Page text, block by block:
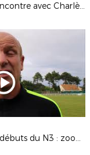
Formation BEF : Rencontre avec Charlène Karsenti, joueuse et éducatrice au Mans FC
J-1 pour les grands débuts du N3 : zoom sur l’un des promus…